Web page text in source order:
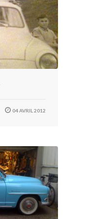
04 AVRIL 2012